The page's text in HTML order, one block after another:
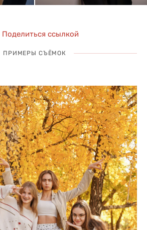
Поделиться ссылкой
ПРИМЕРЫ СЪЁМОК